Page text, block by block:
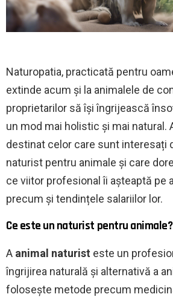
Naturopatia, practicată pentru
extinde acum și la animalele de
proprietarilor să își îngrijească
un mod mai holistic și mai natural.
destinat celor care sunt interesați
naturist pentru animale și care
ce viitor profesional îi așteaptă pe
precum și tendințele salariilor lor.
Ce este un naturist pentru animale?
A animal naturist este un
îngrijirea naturală și alternativă a
folosește metode precum